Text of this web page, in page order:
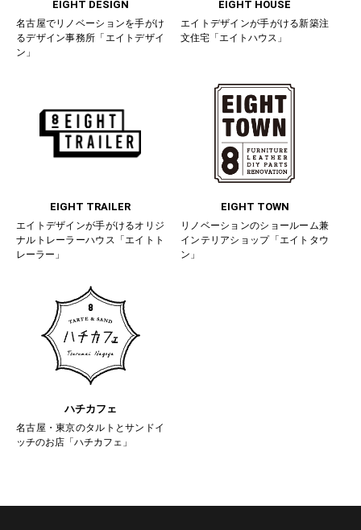
EIGHT DESIGN
名古屋でリノベーションを手がけ
るデザイン事務所「エイトデザイ
ン」
EIGHT HOUSE
エイトデザインが手がける新築注
文住宅「エイトハウス」
EIGHT TRAILER
エイトデザインが手がけるオリジ
ナルトレーラーハウス「エイトト
レーラー」
EIGHT TOWN
リノベーションのショールーム兼
インテリアショップ「エイトタウ
ン」
ハチカフェ
名古屋・東京のタルトとサンドイ
ッチのお店「ハチカフェ」